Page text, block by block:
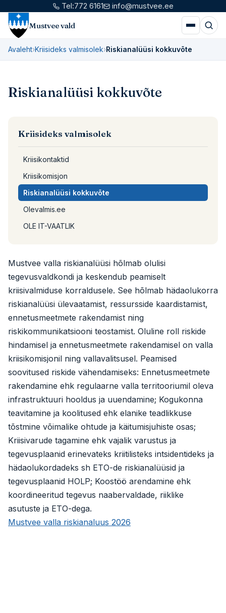
Tel:772 6161 info@mustvee.ee
Mustvee vald
Avaleht›Kriisideks valmisolek›Riskianalüüsi kokkuvõte
Riskianalüüsi kokkuvõte
Kriisideks valmisolek
Kriisikontaktid
Kriisikomisjon
Riskianalüüsi kokkuvõte
Olevalmis.ee
OLE IT-VAATLIK
Mustvee valla riskianalüüsi hõlmab olulisi
tegevusvaldkondi ja keskendub peamiselt
kriisivalmiduse korraldusele. See hõlmab hädaolukorra
riskianalüüsi ülevaatamist, ressursside kaardistamist,
ennetusmeetmete rakendamist ning
riskikommunikatsiooni teostamist. Oluline roll riskide
hindamisel ja ennetusmeetmete rakendamisel on valla
kriisikomisjonil ning vallavalitsusel. Peamised
soovitused riskide vähendamiseks: Ennetusmeetmete
rakendamine ehk regulaarne valla territooriumil oleva
infrastruktuuri hooldus ja uuendamine; Kogukonna
teavitamine ja koolitused ehk elanike teadlikkuse
tõstmine võimalike ohtude ja käitumisjuhiste osas;
Kriisivarude tagamine ehk vajalik varustus ja
tegevusplaanid erinevateks kriitilisteks intsidentideks ja
hädaolukordadeks sh ETO-de riskianalüüsid ja
tegevusplaanid HOLP; Koostöö arendamine ehk
koordineeritud tegevus naabervaldade, riiklike
asutuste ja ETO-dega.
Mustvee valla riskianaluus 2026